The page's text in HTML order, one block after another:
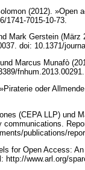
(2012).
1741-7015-10-73.
Mark Gerstein
doi: 10.1371/
Marcus Munafò
oder
(CEPA LLP) und
communications.
publications/
for Open Access:
http://www.arl.org/